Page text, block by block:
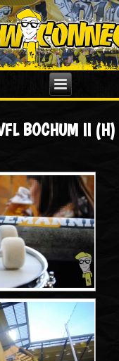
BOCHUM II (H)